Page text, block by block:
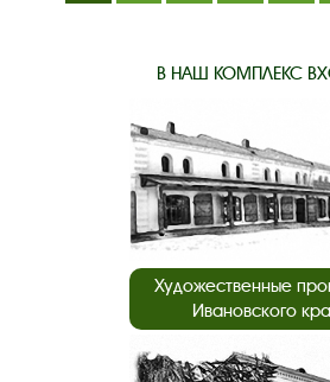
В НАШ КОМПЛЕКС
Художественные
Ивановского